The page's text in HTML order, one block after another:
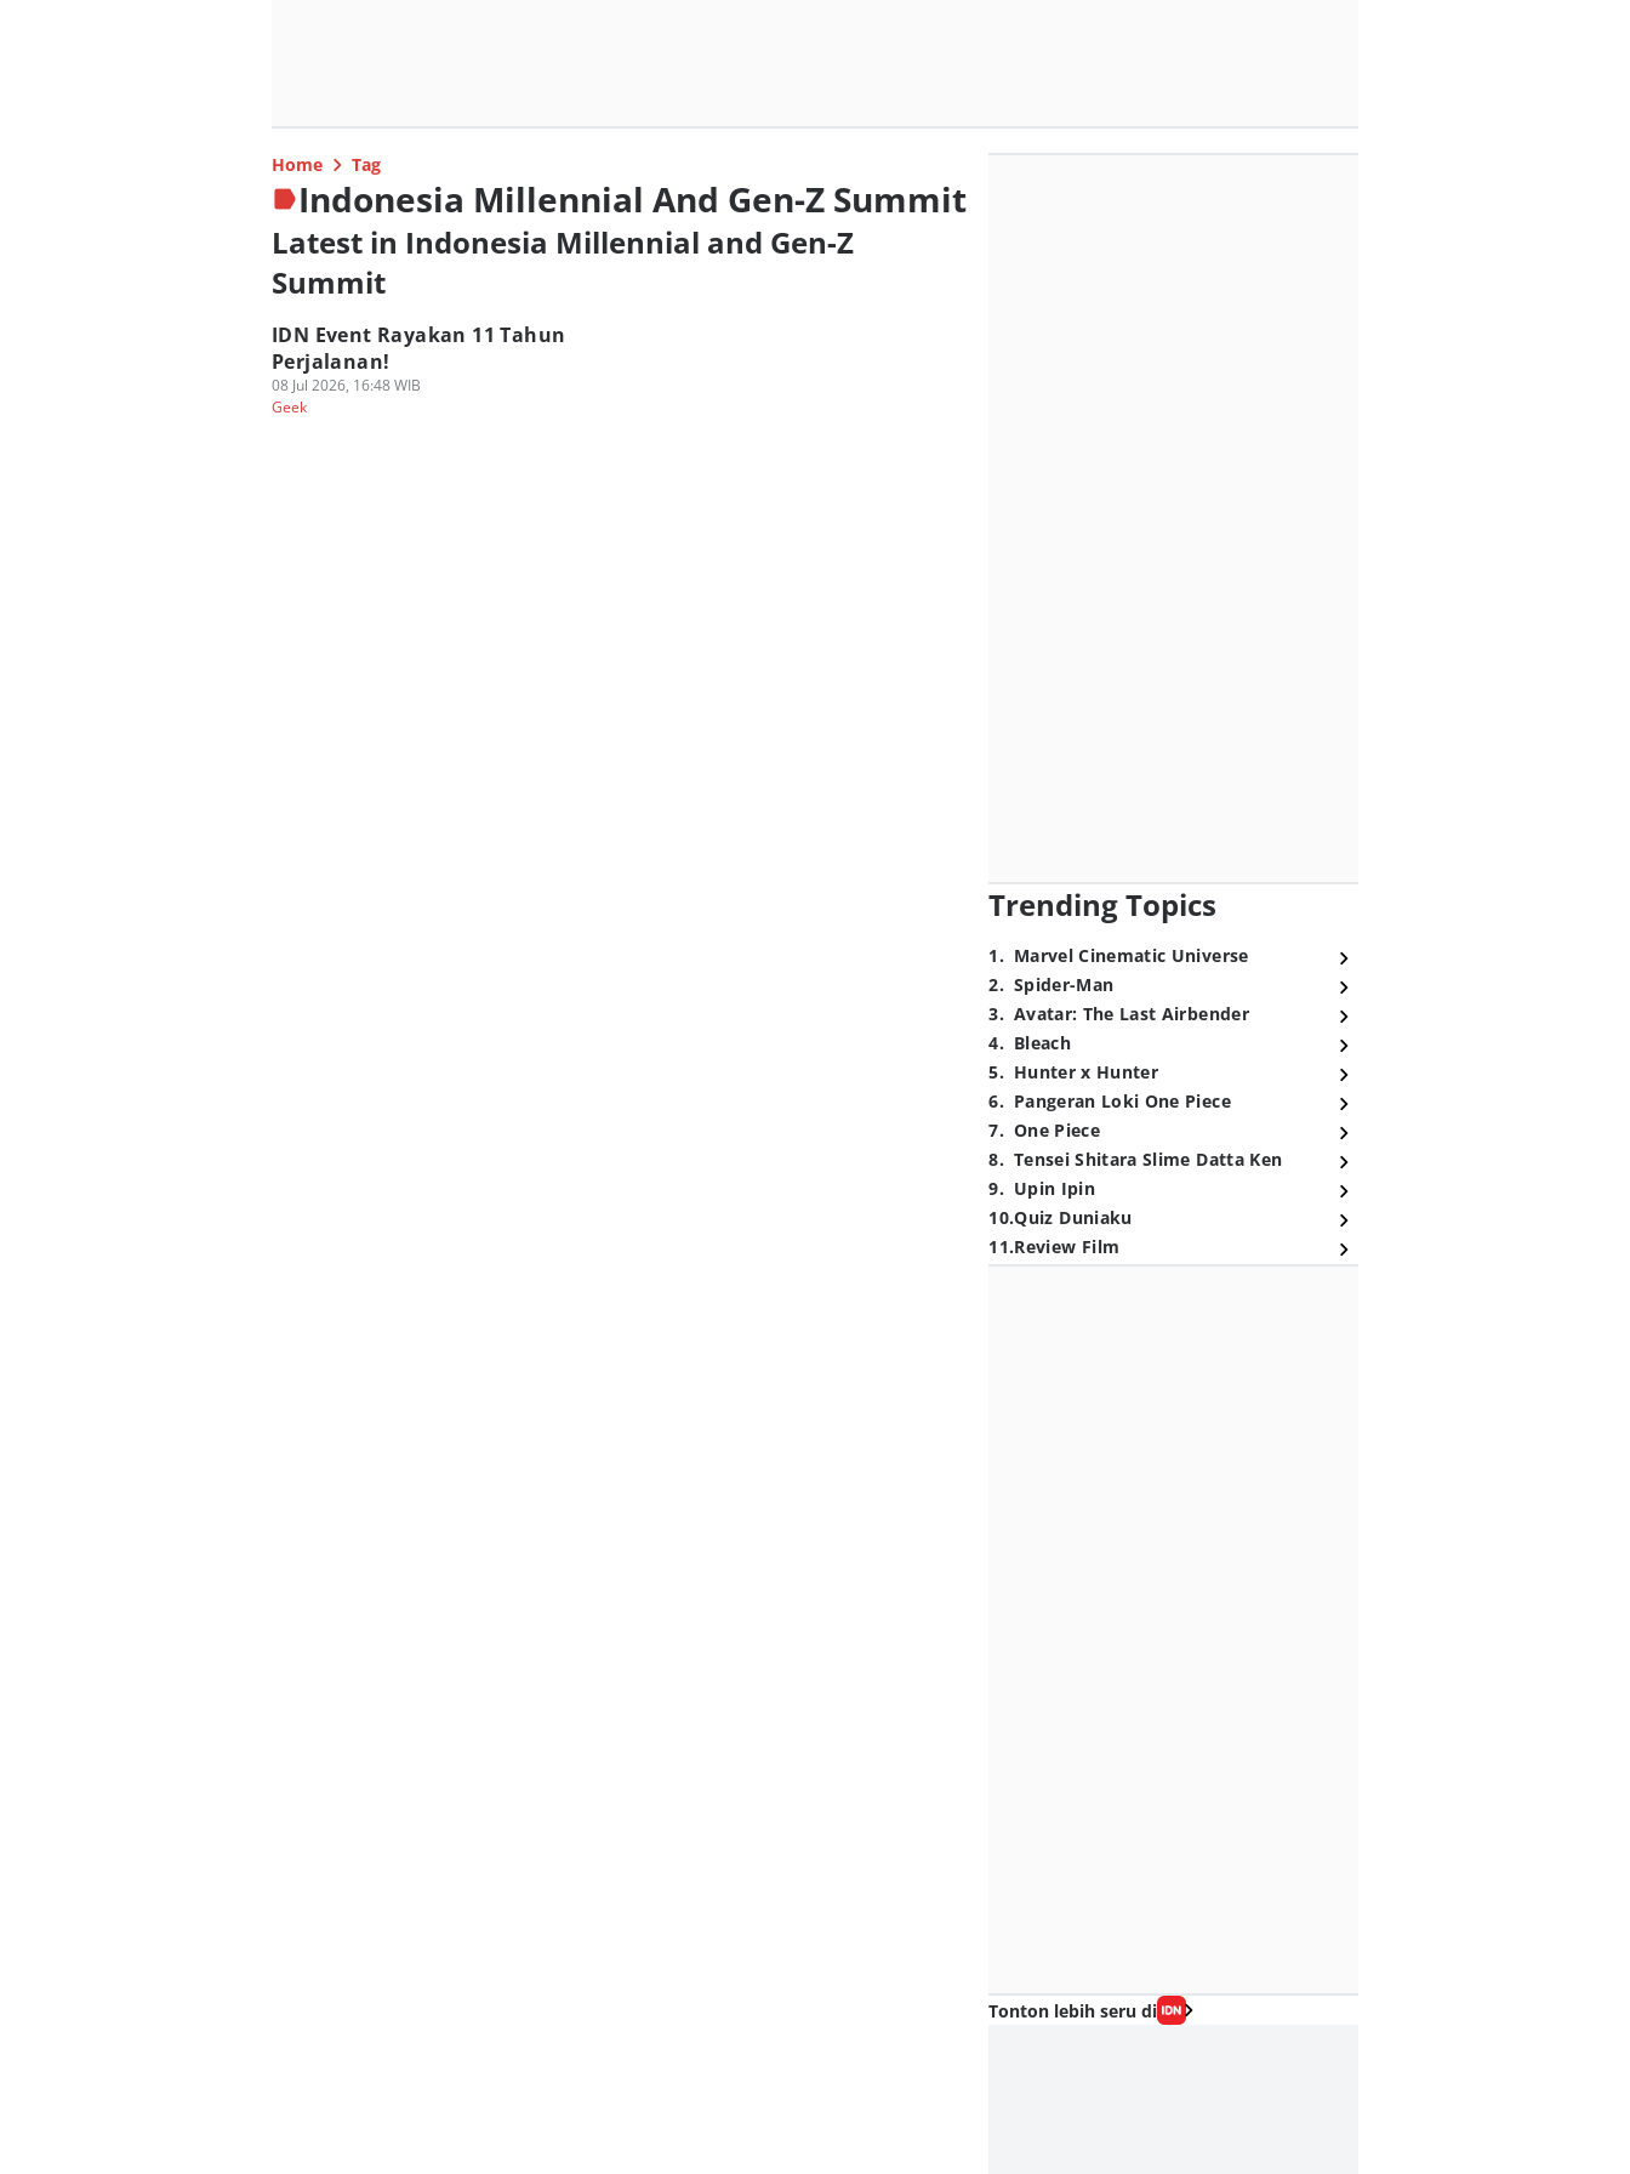
Home Tag
Indonesia Millennial And Gen-Z Summit
Latest in Indonesia Millennial and Gen-Z
Summit
IDN Event Rayakan 11 Tahun
Perjalanan!
08 Jul 2026, 16:48 WIB
Geek
Trending Topics
1. Marvel Cinematic Universe
2. Spider-Man
3. Avatar: The Last Airbender
4. Bleach
5. Hunter x Hunter
6. Pangeran Loki One Piece
7. One Piece
8. Tensei Shitara Slime Datta Ken
9. Upin Ipin
10.Quiz Duniaku
11.Review Film
Tonton lebih seru di